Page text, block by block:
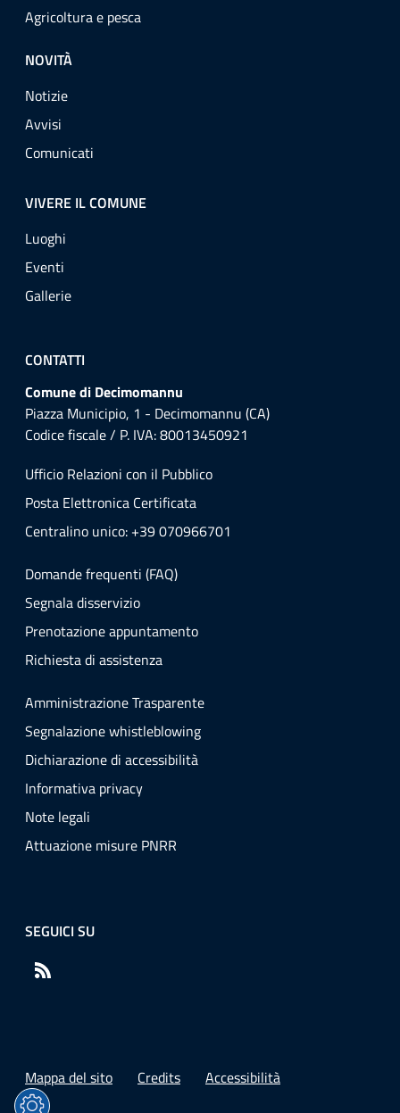
Agricoltura e pesca
NOVITÀ
Notizie
Avvisi
Comunicati
VIVERE IL COMUNE
Luoghi
Eventi
Gallerie
CONTATTI
Comune di Decimomannu
Piazza Municipio, 1 - Decimomannu (CA)
Codice fiscale / P. IVA: 80013450921
Ufficio Relazioni con il Pubblico
Posta Elettronica Certificata
Centralino unico: +39 070966701
Domande frequenti (FAQ)
Segnala disservizio
Prenotazione appuntamento
Richiesta di assistenza
Amministrazione Trasparente
Segnalazione whistleblowing
Dichiarazione di accessibilità
Informativa privacy
Note legali
Attuazione misure PNRR
SEGUICI SU
Mappa del sito Credits Accessibilità